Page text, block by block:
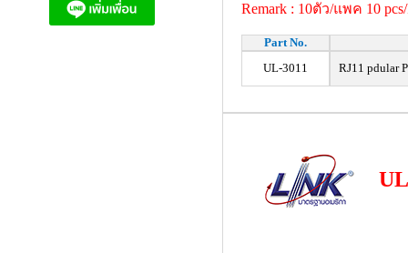
Remark : 10ตัว/แพค 10
Part No.
UL-3011
RJ11 pdular